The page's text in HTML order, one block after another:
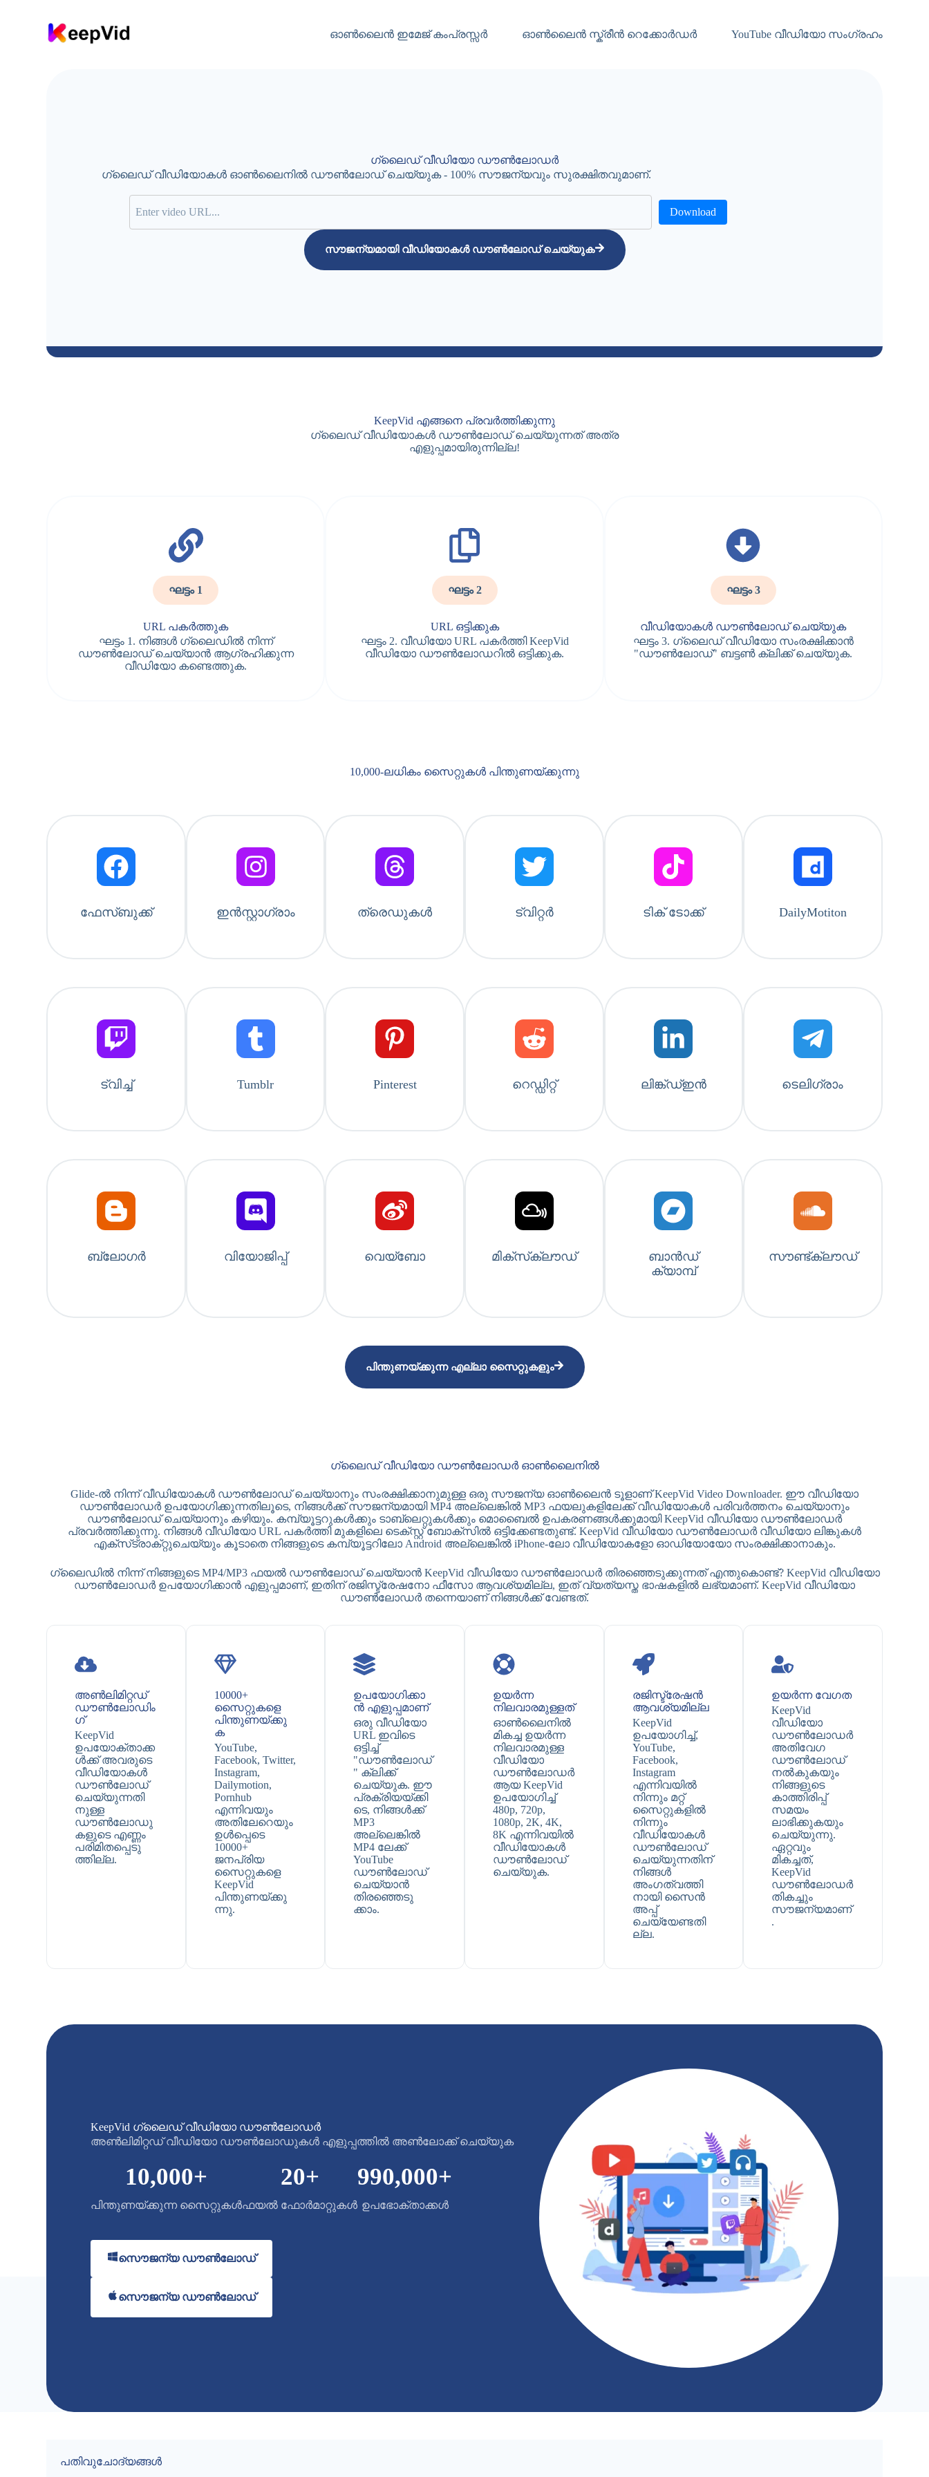
ഓൺലൈൻ ഇമേജ് കംപ്രസ്സർ ഓൺലൈൻ സ്ക്രീൻ റെക്കോർഡർ YouTube വീഡിയോ സംഗ്രഹം
ഗ്ലൈഡ് വീഡിയോ ഡൗൺലോഡർ
ഗ്ലൈഡ് വീഡിയോകൾ ഓൺലൈനിൽ ഡൗൺലോഡ് ചെയ്യുക - 100% സൗജന്യവും സുരക്ഷിതവുമാണ്.
Download
സൗജന്യമായി വീഡിയോകൾ ഡൗൺലോഡ് ചെയ്യുക
KeepVid എങ്ങനെ പ്രവർത്തിക്കുന്നു
ഗ്ലൈഡ് വീഡിയോകൾ ഡൗൺലോഡ് ചെയ്യുന്നത് അത്ര
എളുപ്പമായിരുന്നില്ല!
ഘട്ടം 1
URL പകർത്തുക
ഘട്ടം 1. നിങ്ങൾ ഗ്ലൈഡിൽ നിന്ന്
ഡൗൺലോഡ് ചെയ്യാൻ ആഗ്രഹിക്കുന്ന
വീഡിയോ കണ്ടെത്തുക.
ഘട്ടം 2
URL ഒട്ടിക്കുക
ഘട്ടം 2. വീഡിയോ URL പകർത്തി KeepVid
വീഡിയോ ഡൗൺലോഡറിൽ ഒട്ടിക്കുക.
ഘട്ടം 3
വീഡിയോകൾ ഡൗൺലോഡ് ചെയ്യുക
ഘട്ടം 3. ഗ്ലൈഡ് വീഡിയോ സംരക്ഷിക്കാൻ
"ഡൗൺലോഡ്" ബട്ടൺ ക്ലിക്ക് ചെയ്യുക.
10,000-ലധികം സൈറ്റുകൾ പിന്തുണയ്ക്കുന്നു
ഫേസ്ബുക്ക് ഇൻസ്റ്റാഗ്രാം ത്രെഡുകൾ ട്വിറ്റർ ടിക് ടോക്ക് DailyMotiton
ട്വിച്ച് Tumblr Pinterest റെഡ്ഡിറ്റ് ലിങ്ക്ഡ്ഇൻ ടെലിഗ്രാം
ബ്ലോഗർ വിയോജിപ്പ് വെയ്ബോ മിക്‌സ്‌ക്ലൗഡ്
ബാൻഡ്
ക്യാമ്പ്
സൗണ്ട്ക്ലൗഡ്
പിന്തുണയ്ക്കുന്ന എല്ലാ സൈറ്റുകളും
ഗ്ലൈഡ് വീഡിയോ ഡൗൺലോഡർ ഓൺലൈനിൽ
Glide-ൽ നിന്ന് വീഡിയോകൾ ഡൗൺലോഡ് ചെയ്യാനും സംരക്ഷിക്കാനുമുള്ള ഒരു സൗജന്യ ഓൺലൈൻ ടൂളാണ് KeepVid Video Downloader. ഈ വീഡിയോ
ഡൗൺലോഡർ ഉപയോഗിക്കുന്നതിലൂടെ, നിങ്ങൾക്ക് സൗജന്യമായി MP4 അല്ലെങ്കിൽ MP3 ഫയലുകളിലേക്ക് വീഡിയോകൾ പരിവർത്തനം ചെയ്യാനും
ഡൗൺലോഡ് ചെയ്യാനും കഴിയും. കമ്പ്യൂട്ടറുകൾക്കും ടാബ്‌ലെറ്റുകൾക്കും മൊബൈൽ ഉപകരണങ്ങൾക്കുമായി KeepVid വീഡിയോ ഡൗൺലോഡർ
പ്രവർത്തിക്കുന്നു. നിങ്ങൾ വീഡിയോ URL പകർത്തി മുകളിലെ ടെക്സ്റ്റ് ബോക്സിൽ ഒട്ടിക്കേണ്ടതുണ്ട്. KeepVid വീഡിയോ ഡൗൺലോഡർ വീഡിയോ ലിങ്കുകൾ
എക്‌സ്‌ട്രാക്‌റ്റുചെയ്യും കൂടാതെ നിങ്ങളുടെ കമ്പ്യൂട്ടറിലോ Android അല്ലെങ്കിൽ iPhone-ലോ വീഡിയോകളോ ഓഡിയോയോ സംരക്ഷിക്കാനാകും.
ഗ്ലൈഡിൽ നിന്ന് നിങ്ങളുടെ MP4/MP3 ഫയൽ ഡൗൺലോഡ് ചെയ്യാൻ KeepVid വീഡിയോ ഡൗൺലോഡർ തിരഞ്ഞെടുക്കുന്നത് എന്തുകൊണ്ട്? KeepVid വീഡിയോ
ഡൗൺലോഡർ ഉപയോഗിക്കാൻ എളുപ്പമാണ്, ഇതിന് രജിസ്ട്രേഷനോ ഫീസോ ആവശ്യമില്ല, ഇത് വ്യത്യസ്ത ഭാഷകളിൽ ലഭ്യമാണ്. KeepVid വീഡിയോ
ഡൗൺലോഡർ തന്നെയാണ് നിങ്ങൾക്ക് വേണ്ടത്.
അൺലിമിറ്റഡ്
ഡൗൺലോഡിം
ഗ്
KeepVid
ഉപയോക്താക്ക
ൾക്ക് അവരുടെ
വീഡിയോകൾ
ഡൗൺലോഡ്
ചെയ്യുന്നതി
നുള്ള
ഡൗൺലോഡു
കളുടെ എണ്ണം
പരിമിതപ്പെടു
ത്തില്ല.
10000+
സൈറ്റുകളെ
പിന്തുണയ്ക്കു
ക
YouTube,
Facebook, Twitter,
Instagram,
Dailymotion,
Pornhub
എന്നിവയും
അതിലേറെയും
ഉൾപ്പെടെ
10000+
ജനപ്രിയ
സൈറ്റുകളെ
KeepVid
പിന്തുണയ്ക്കു
ന്നു.
ഉപയോഗിക്കാ
ൻ എളുപ്പമാണ്
ഒരു വീഡിയോ
URL ഇവിടെ
ഒട്ടിച്ച്
"ഡൗൺലോഡ്
" ക്ലിക്ക്
ചെയ്യുക. ഈ
പ്രക്രിയയ്ക്കി
ടെ, നിങ്ങൾക്ക്
MP3
അല്ലെങ്കിൽ
MP4 ലേക്ക്
YouTube
ഡൗൺലോഡ്
ചെയ്യാൻ
തിരഞ്ഞെടു
ക്കാം.
ഉയർന്ന
നിലവാരമുള്ളത്
ഓൺലൈനിൽ
മികച്ച ഉയർന്ന
നിലവാരമുള്ള
വീഡിയോ
ഡൗൺലോഡർ
ആയ KeepVid
ഉപയോഗിച്ച്
480p, 720p,
1080p, 2K, 4K,
8K എന്നിവയിൽ
വീഡിയോകൾ
ഡൗൺലോഡ്
ചെയ്യുക.
രജിസ്ട്രേഷൻ
ആവശ്യമില്ല
KeepVid
ഉപയോഗിച്ച്,
YouTube,
Facebook,
Instagram
എന്നിവയിൽ
നിന്നും മറ്റ്
സൈറ്റുകളിൽ
നിന്നും
വീഡിയോകൾ
ഡൗൺലോഡ്
ചെയ്യുന്നതിന്
നിങ്ങൾ
അംഗത്വത്തി
നായി സൈൻ
അപ്പ്
ചെയ്യേണ്ടതി
ല്ല.
ഉയർന്ന വേഗത
KeepVid
വീഡിയോ
ഡൗൺലോഡർ
അതിവേഗ
ഡൗൺലോഡ്
നൽകുകയും
നിങ്ങളുടെ
കാത്തിരിപ്പ്
സമയം
ലാഭിക്കുകയും
ചെയ്യുന്നു.
ഏറ്റവും
മികച്ചത്,
KeepVid
ഡൗൺലോഡർ
തികച്ചും
സൗജന്യമാണ്
.
KeepVid ഗ്ലൈഡ് വീഡിയോ ഡൗൺലോഡർ
അൺലിമിറ്റഡ് വീഡിയോ ഡൗൺലോഡുകൾ എളുപ്പത്തിൽ അൺലോക്ക് ചെയ്യുക
പിന്തുണയ്ക്കുന്ന സൈറ്റുകൾ
10,000+
ഫയൽ ഫോർമാറ്റുകൾ
20+
ഉപഭോക്താക്കൾ
990,000+
സൌജന്യ ഡൗൺലോഡ്
സൌജന്യ ഡൗൺലോഡ്
പതിവുചോദ്യങ്ങൾ